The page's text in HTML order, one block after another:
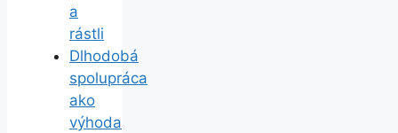
a
rástli
Dlhodobá
spolupráca
ako
výhoda